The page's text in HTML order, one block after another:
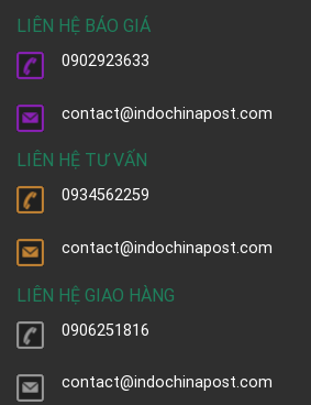
LIÊN HỆ BÁO GIÁ
0902923633
contact@indochinapost.com
LIÊN HỆ TƯ VẤN
0934562259
contact@indochinapost.com
LIÊN HỆ GIAO HÀNG
0906251816
contact@indochinapost.com